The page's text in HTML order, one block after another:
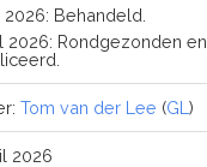
2026: Behandeld.
2026: Rondgezonden en
Tom van der Lee (GL)
2026